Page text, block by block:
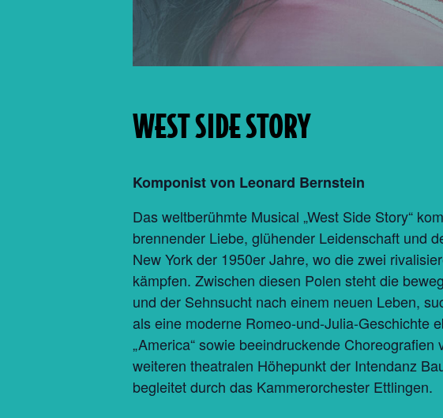
WEST SIDE STORY
Komponist von Leonard Bernstein
Das weltberühmte Musical „West Side Story“
brennender Liebe, glühender Leidenschaft und
New York der 1950er Jahre, wo die zwei
kämpfen. Zwischen diesen Polen steht die
und der Sehnsucht nach einem neuen Leben,
als eine moderne Romeo-und-Julia-Geschichte
„America“ sowie beeindruckende
weiteren theatralen Höhepunkt der Intendanz
begleitet durch das Kammerorchester Ettlingen.